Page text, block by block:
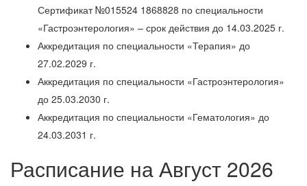
Сертификат №015524 1868828 по специальности
«Гастроэнтерология» – срок действия до 14.03.2025 г.
Аккредитация по специальности «Терапия» до
27.02.2029 г.
Аккредитация по специальности «Гастроэнтерология»
до 25.03.2030 г.
Аккредитация по специальности «Гематология» до
24.03.2031 г.
Расписание на Август 2026